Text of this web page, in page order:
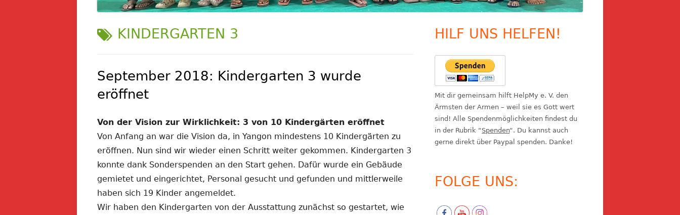
SCHLAGWORT:
KINDERGARTEN 3
September 2018: Kindergarten 3 wurde
eröffnet
Von der Vision zur Wirklichkeit: 3 von 10 Kindergärten eröffnet
Von Anfang an war die Vision da, in Yangon mindestens 10 Kindergärten zu
eröffnen. Nun sind wir wieder einen Schritt weiter gekommen. Kindergarten 3
konnte dank Sonderspenden an den Start gehen. Dafür wurde ein Gebäude
gemietet und eingerichtet, Personal gesucht und gefunden und mittlerweile
haben sich 19 Kinder angemeldet.
Wir haben den Kindergarten von der Ausstattung zunächst so gestartet, wie
Haupt-
Seitenleiste
HILF UNS HELFEN!
Mit dir gemeinsam hilft HelpMy e. V. den
Ärmsten der Armen – weil sie es Gott wert
sind! Alle Spendenmöglichkeiten findest du
in der Rubrik “Spenden“. Du kannst auch
gerne direkt über Paypal spenden. Danke!
FOLGE UNS: